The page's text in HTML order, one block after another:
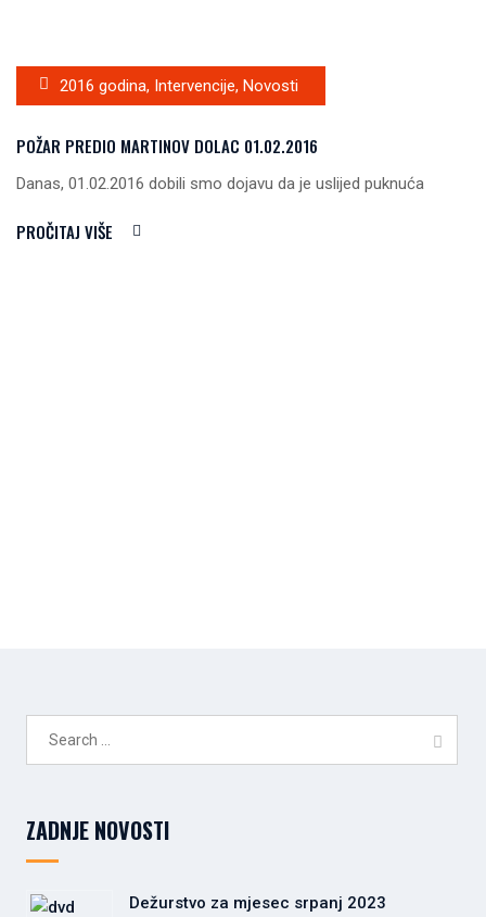
2016 godina, Intervencije, Novosti
POŽAR PREDIO MARTINOV DOLAC 01.02.2016
Danas, 01.02.2016 dobili smo dojavu da je uslijed puknuća
PROČITAJ VIŠE
ZADNJE NOVOSTI
Dežurstvo za mjesec srpanj 2023